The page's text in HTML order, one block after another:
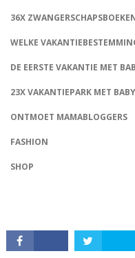
36X
WELKE
DE EERSTE VAKANTIE MET
23X VAKANTIEPARK MET BABY
ONTMOET MAMABLOGGERS
FASHION
SHOP